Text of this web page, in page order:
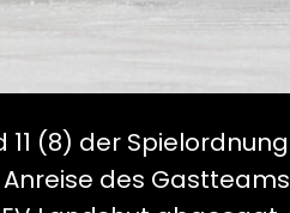
11 (8) der
des